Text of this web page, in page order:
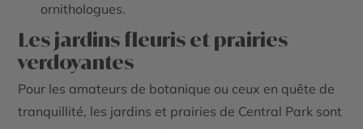
ornithologues.
Les jardins fleuris et prairies
verdoyantes
Pour les amateurs de botanique ou ceux en quête de
tranquillité, les jardins et prairies de Central Park sont